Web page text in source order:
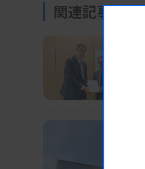
関連記事